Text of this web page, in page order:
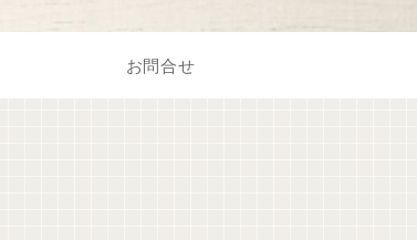
お問合せ